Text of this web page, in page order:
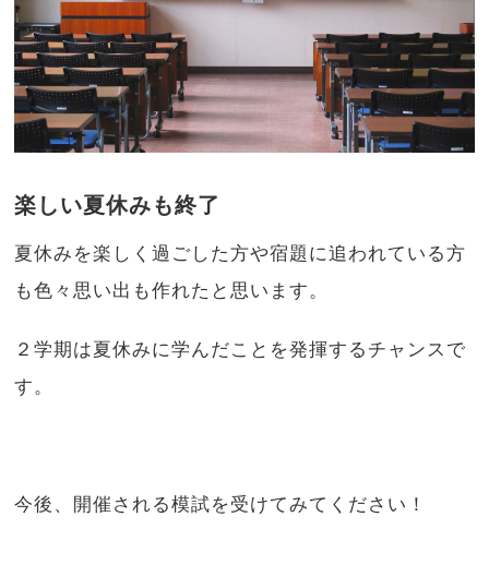
楽しい夏休みも終了
夏休みを楽しく過ごした方や宿題に追われている方
も色々思い出も作れたと思います。
２学期は夏休みに学んだことを発揮するチャンスで
す。
今後、開催される模試を受けてみてください！